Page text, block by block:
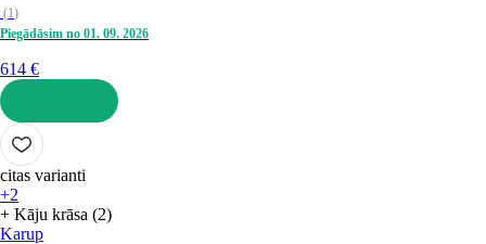
(1)
Piegādāsim no 01. 09. 2026
614 €
LIKT GROZĀ
citas varianti
+2
+ Kāju krāsa (2)
Karup